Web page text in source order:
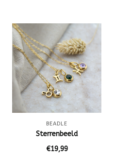
BEADLE
Sterrenbeeld
€19,99